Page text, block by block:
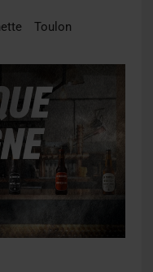
Toulon